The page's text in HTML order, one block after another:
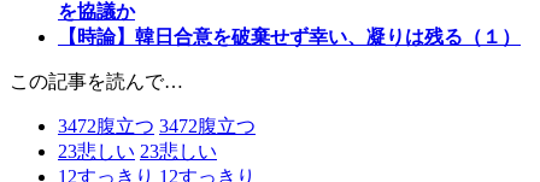
を協議か
【時論】韓日合意を破棄せず幸い、凝りは残る（１）
この記事を読んで…
3472腹立つ 3472腹立つ
23悲しい 23悲しい
12すっきり 12すっきり